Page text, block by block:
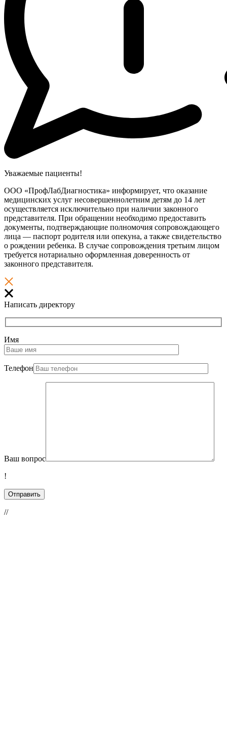
Уважаемые пациенты!
ООО «ПрофЛабДиагностика» информирует, что оказание
медицинских услуг несовершеннолетним детям до 14 лет
осуществляется исключительно при наличии законного
представителя. При обращении необходимо предоставить
документы, подтверждающие полномочия сопровождающего
лица — паспорт родителя или опекуна, а также свидетельство
о рождении ребенка. В случае сопровождения третьим лицом
требуется нотариально оформленная доверенность от
законного представителя.
Написать директору
Имя
Телефон
Ваш вопрос
!
//